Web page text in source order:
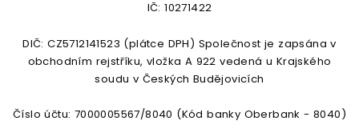
IČ: 10271422
DIČ: CZ5712141523 (plátce DPH) Společnost je zapsána v
obchodním rejstříku, vložka A 922 vedená u Krajského
soudu v Českých Budějovicích
Číslo účtu: 7000005567/8040 (Kód banky Oberbank - 8040)